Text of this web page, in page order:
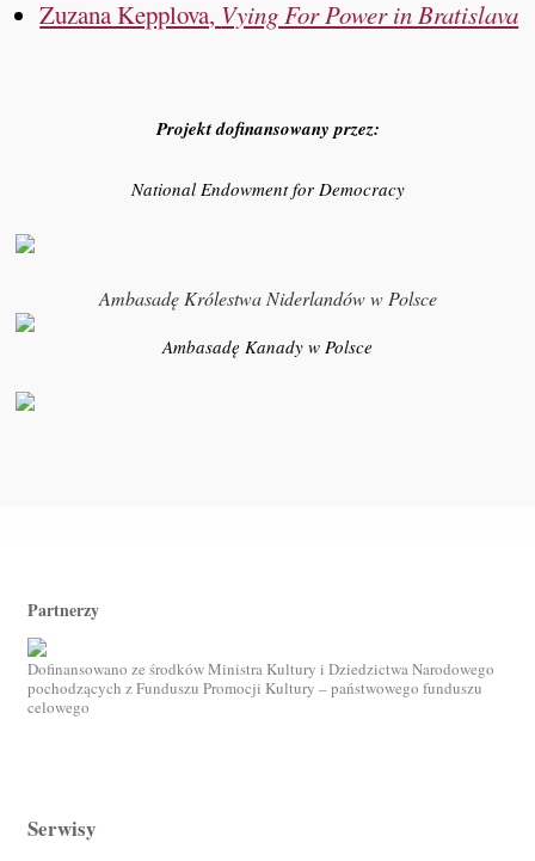
Zuzana Kepplova, Vying For Power in Bratislava
Projekt dofinansowany przez:
National Endowment for Democracy
Ambasadę Królestwa Niderlandów w Polsce
Ambasadę Kanady w Polsce
Partnerzy
Dofinansowano ze środków Ministra Kultury i Dziedzictwa Narodowego
pochodzących z Funduszu Promocji Kultury – państwowego funduszu
celowego
Serwisy